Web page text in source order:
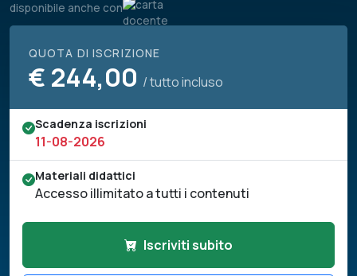
disponibile anche con
QUOTA DI ISCRIZIONE
€ 244,00 / tutto incluso
Scadenza iscrizioni
11-08-2026
Materiali didattici
Accesso illimitato a tutti i contenuti
Iscriviti subito